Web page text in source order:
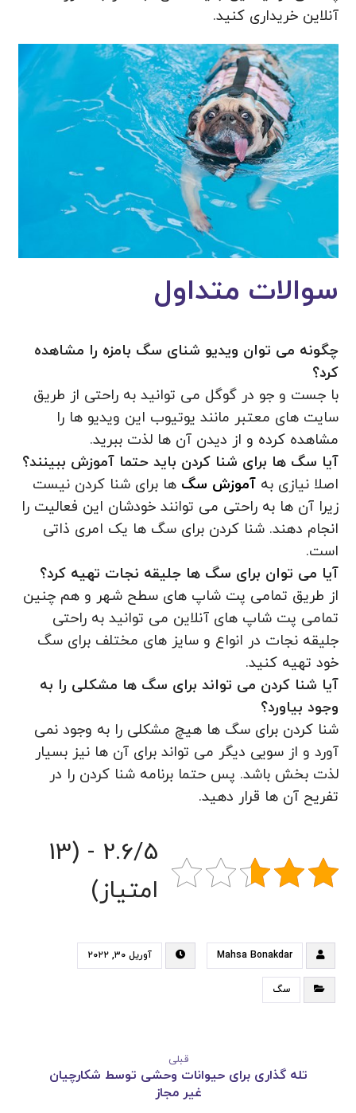
آنلاین خریداری کنید.
سوالات متداول
چگونه می توان ویدیو شنای سگ بامزه را مشاهده
کرد؟
با جست و جو در گوگل می توانید به راحتی از طریق
سایت های معتبر مانند یوتیوب این ویدیو ها را
مشاهده کرده و از دیدن آن ها لذت ببرید.
آیا سگ ها برای شنا کردن باید حتما آموزش ببینند؟
اصلا نیازی بهآموزش سگ ها برای شنا کردن نیست
زیرا آن ها به راحتی می توانند خودشان این فعالیت را
انجام دهند. شنا کردن برای سگ ها یک امری ذاتی
است.
آیا می توان برای سگ ها جلیقه نجات تهیه کرد؟
از طریق تمامی پت شاپ های سطح شهر و هم چنین
تمامی پت شاپ های آنلاین می توانید به راحتی
جلیقه نجات در انواع و سایز های مختلف برای سگ
خود تهیه کنید.
آیا شنا کردن می تواند برای سگ ها مشکلی را به
وجود بیاورد؟
شنا کردن برای سگ ها هیچ مشکلی را به وجود نمی
آورد و از سویی دیگر می تواند برای آن ها نیز بسیار
لذت بخش باشد. پس حتما برنامه شنا کردن را در
تفریح آن ها قرار دهید.
2.6/5 - (13
امتیاز)
Mahsa Bonakdar آوریل ۳۰, ۲۰۲۲
سگ
قبلی
تله گذاری برای حیوانات وحشی توسط شکارچیان
غیر مجاز